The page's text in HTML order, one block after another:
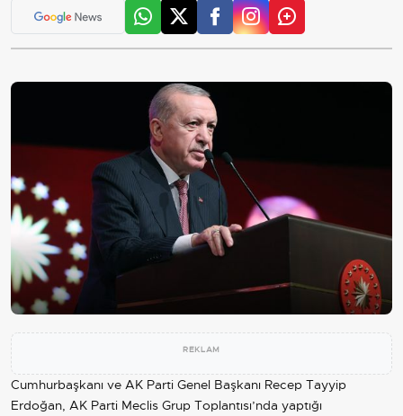
REKLAM
Cumhurbaşkanı ve AK Parti Genel Başkanı Recep Tayyip
Erdoğan, AK Parti Meclis Grup Toplantısı’nda yaptığı